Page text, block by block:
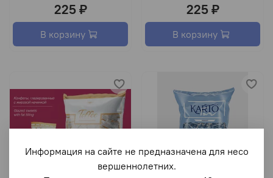
225 ₽
В корзину
225 ₽
В корзину
Информация на сайте не предназначена для несо
вершеннолетних.